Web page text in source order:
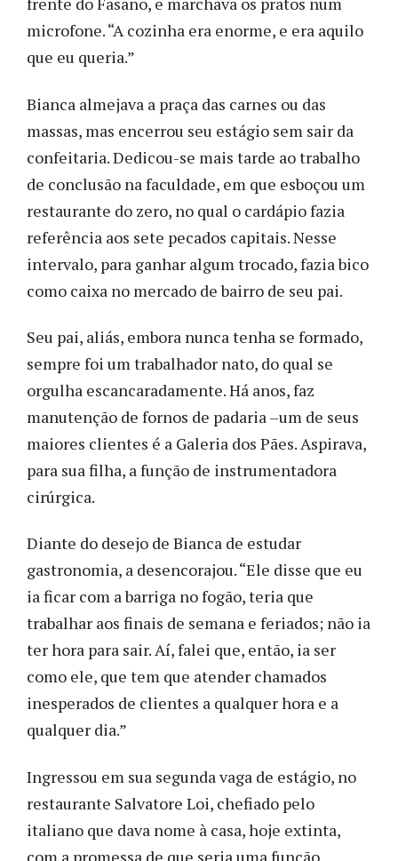
microfone. “A cozinha era enorme, e era aquilo
que eu queria.”
Bianca almejava a praça das carnes ou das
massas, mas encerrou seu estágio sem sair da
confeitaria. Dedicou-se mais tarde ao trabalho
de conclusão na faculdade, em que esboçou um
restaurante do zero, no qual o cardápio fazia
referência aos sete pecados capitais. Nesse
intervalo, para ganhar algum trocado, fazia bico
como caixa no mercado de bairro de seu pai.
Seu pai, aliás, embora nunca tenha se formado,
sempre foi um trabalhador nato, do qual se
orgulha escancaradamente. Há anos, faz
manutenção de fornos de padaria –um de seus
maiores clientes é a Galeria dos Pães. Aspirava,
para sua filha, a função de instrumentadora
cirúrgica.
Diante do desejo de Bianca de estudar
gastronomia, a desencorajou. “Ele disse que eu
ia ficar com a barriga no fogão, teria que
trabalhar aos finais de semana e feriados; não ia
ter hora para sair. Aí, falei que, então, ia ser
como ele, que tem que atender chamados
inesperados de clientes a qualquer hora e a
qualquer dia.”
Ingressou em sua segunda vaga de estágio, no
restaurante Salvatore Loi, chefiado pelo
italiano que dava nome à casa, hoje extinta,
com a promessa de que seria uma função